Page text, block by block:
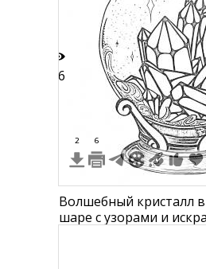
16
2 6
Волшебный кристалл
шаре с узорами и